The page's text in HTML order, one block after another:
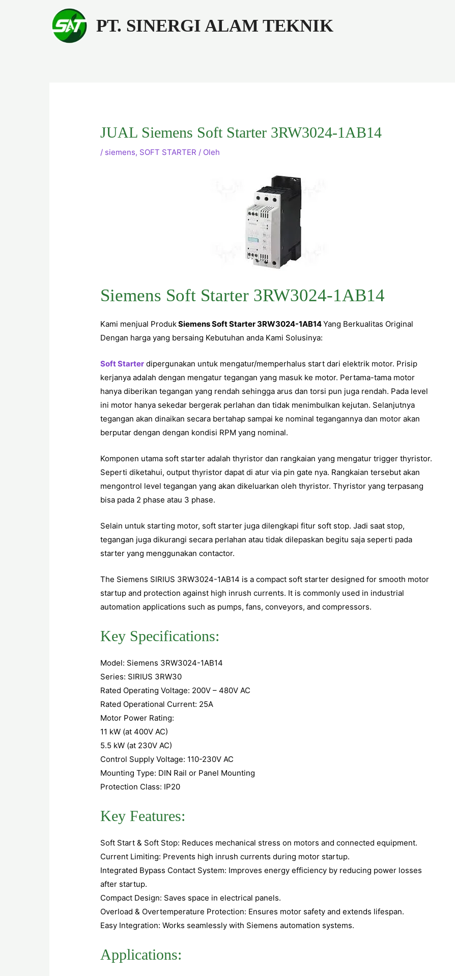
PT. SINERGI ALAM TEKNIK
JUAL Siemens Soft Starter 3RW3024-1AB14
/ siemens, SOFT STARTER / Oleh
Siemens Soft Starter 3RW3024-1AB14
Kami menjual ProdukSiemens Soft Starter 3RW3024-1AB14Yang Berkualitas Original
Dengan harga yang bersaing Kebutuhan anda Kami Solusinya:
Soft Starter dipergunakan untuk mengatur/memperhalus start dari elektrik motor. Prisip
kerjanya adalah dengan mengatur tegangan yang masuk ke motor. Pertama-tama motor
hanya diberikan tegangan yang rendah sehingga arus dan torsi pun juga rendah. Pada level
ini motor hanya sekedar bergerak perlahan dan tidak menimbulkan kejutan. Selanjutnya
tegangan akan dinaikan secara bertahap sampai ke nominal tegangannya dan motor akan
berputar dengan dengan kondisi RPM yang nominal.
Komponen utama soft starter adalah thyristor dan rangkaian yang mengatur trigger thyristor.
Seperti diketahui, output thyristor dapat di atur via pin gate nya. Rangkaian tersebut akan
mengontrol level tegangan yang akan dikeluarkan oleh thyristor. Thyristor yang terpasang
bisa pada 2 phase atau 3 phase.
Selain untuk starting motor, soft starter juga dilengkapi fitur soft stop. Jadi saat stop,
tegangan juga dikurangi secara perlahan atau tidak dilepaskan begitu saja seperti pada
starter yang menggunakan contactor.
The Siemens SIRIUS 3RW3024-1AB14 is a compact soft starter designed for smooth motor
startup and protection against high inrush currents. It is commonly used in industrial
automation applications such as pumps, fans, conveyors, and compressors.
Key Specifications:
Model: Siemens 3RW3024-1AB14
Series: SIRIUS 3RW30
Rated Operating Voltage: 200V – 480V AC
Rated Operational Current: 25A
Motor Power Rating:
11 kW (at 400V AC)
5.5 kW (at 230V AC)
Control Supply Voltage: 110-230V AC
Mounting Type: DIN Rail or Panel Mounting
Protection Class: IP20
Key Features:
Soft Start & Soft Stop: Reduces mechanical stress on motors and connected equipment.
Current Limiting: Prevents high inrush currents during motor startup.
Integrated Bypass Contact System: Improves energy efficiency by reducing power losses
after startup.
Compact Design: Saves space in electrical panels.
Overload & Overtemperature Protection: Ensures motor safety and extends lifespan.
Easy Integration: Works seamlessly with Siemens automation systems.
Applications: